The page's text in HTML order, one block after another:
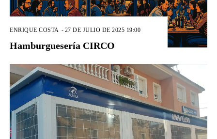
ENRIQUE COSTA - 27 DE JULIO DE 2025 19:00
Hamburguesería CIRCO